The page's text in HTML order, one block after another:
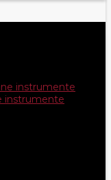
instrumente